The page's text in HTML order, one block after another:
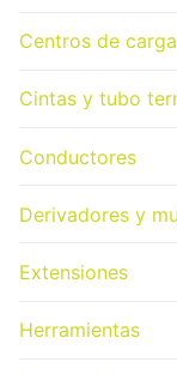
Centros de carga
Cintas y tubo
Conductores
Derivadores y
Extensiones
Herramientas